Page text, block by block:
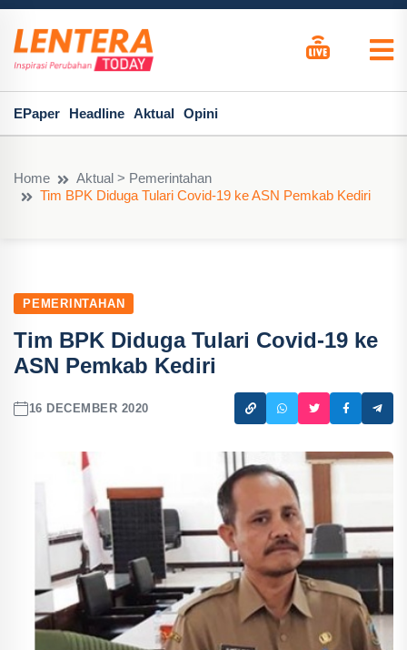
EPaper Headline Aktual Opini
Home
Aktual > Pemerintahan
Tim BPK Diduga Tulari Covid-19 ke ASN Pemkab Kediri
PEMERINTAHAN
Tim BPK Diduga Tulari Covid-19 ke
ASN Pemkab Kediri
16 DECEMBER 2020